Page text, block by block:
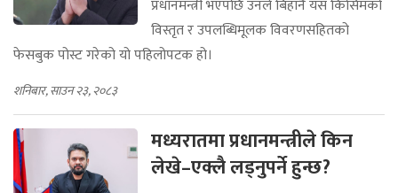
प्रधानमन्त्री भएपछि उनले बिहानै यस किसिमको
विस्तृत र उपलब्धिमूलक विवरणसहितको
फेसबुक पोस्ट गरेको यो पहिलोपटक हो।
शनिबार, साउन २३, २०८३
मध्यरातमा प्रधानमन्त्रीले किन
लेखे–एक्लै लड्नुपर्ने हुन्छ?